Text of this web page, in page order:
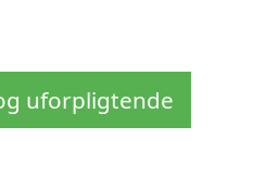
uforpligtende